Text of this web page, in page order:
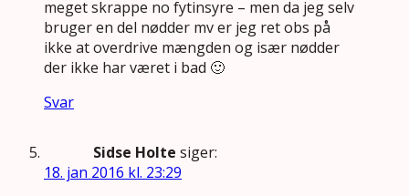
meget skrappe no fytinsyre – men da jeg selv
bruger en del nødder mv er jeg ret obs på
ikke at overdrive mængden og især nødder
der ikke har været i bad 🙂
Svar
Sidse Holte siger:
18. jan 2016 kl. 23:29